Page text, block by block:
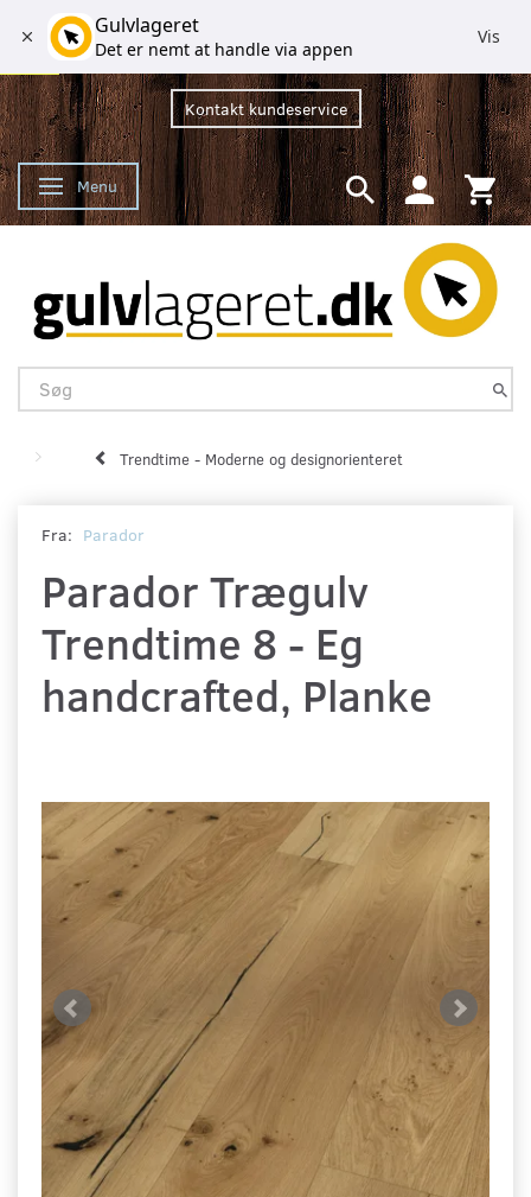
Kontakt kundeservice
Skifte navigation
Menu
Trendtime - Moderne og designorienteret
Fra: Parador
Parador Trægulv
Trendtime 8 - Eg
handcrafted, Planke
Gulvlageret
Det er nemt at handle via appen
Vis